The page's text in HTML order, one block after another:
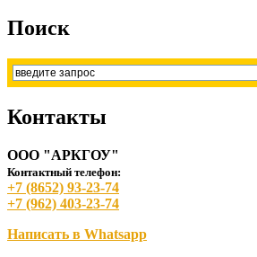
Поиск
Контакты
ООО "АРКГОУ"
Контактный телефон:
+7 (8652) 93-23-74
+7 (962) 403-23-74
Написать в Whatsapp